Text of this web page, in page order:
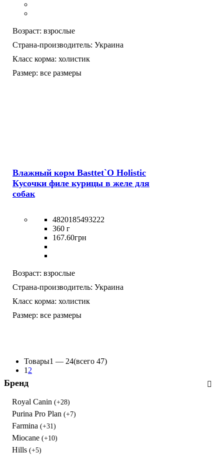
Возраст: взрослые
Страна-производитель: Украина
Класс корма: холистик
Размер: все размеры
Влажный корм Basttet`O Holistic
Кусочки филе курицы в желе для
собак
4820185493222
360 г
167.60грн
Возраст: взрослые
Страна-производитель: Украина
Класс корма: холистик
Размер: все размеры
Товары1 — 24(всего 47)
1 2
Бренд
Royal Canin (+28)
Purina Pro Plan (+7)
Farmina (+31)
Miocane (+10)
Hills (+5)